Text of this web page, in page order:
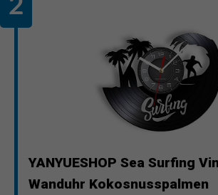
YANYUESHOP Sea Surfing
Wanduhr Kokosnusspalmen